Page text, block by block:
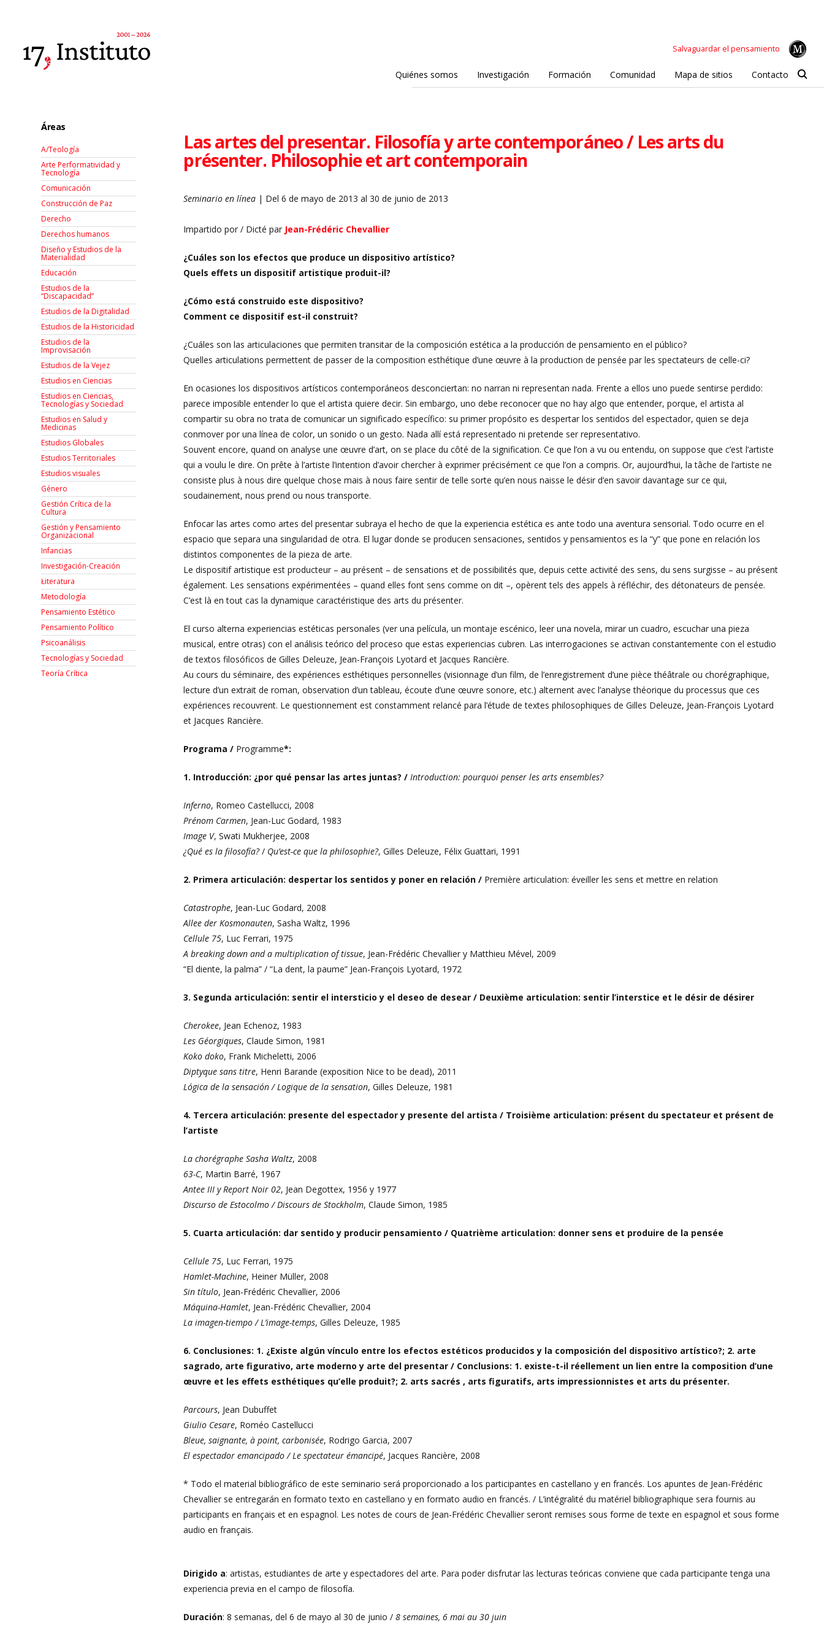
Salvaguardar el pensamiento
Quiénes somos Investigación Formación Comunidad Mapa de sitios Contacto
Las artes del presentar. Filosofía y arte contemporáneo / Les arts du
présenter. Philosophie et art contemporain
Seminario en línea | Del 6 de mayo de 2013 al 30 de junio de 2013
Impartido por / Dicté par Jean-Frédéric Chevallier
¿Cuáles son los efectos que produce un dispositivo artístico?
Quels effets un dispositif artistique produit-il?
¿Cómo está construido este dispositivo?
Comment ce dispositif est-il construit?
¿Cuáles son las articulaciones que permiten transitar de la composición estética a la producción de pensamiento en el público?
Quelles articulations permettent de passer de la composition esthétique d’une œuvre à la production de pensée par les spectateurs de celle-ci?
En ocasiones los dispositivos artísticos contemporáneos desconciertan: no narran ni representan nada. Frente a ellos uno puede sentirse perdido:
parece imposible entender lo que el artista quiere decir. Sin embargo, uno debe reconocer que no hay algo que entender, porque, el artista al
compartir su obra no trata de comunicar un significado específico: su primer propósito es despertar los sentidos del espectador, quien se deja
conmover por una línea de color, un sonido o un gesto. Nada allí está representado ni pretende ser representativo.
Souvent encore, quand on analyse une œuvre d’art, on se place du côté de la signification. Ce que l’on a vu ou entendu, on suppose que c’est l’artiste
qui a voulu le dire. On prête à l’artiste l’intention d’avoir chercher à exprimer précisément ce que l’on a compris. Or, aujourd’hui, la tâche de l’artiste ne
consiste plus à nous dire quelque chose mais à nous faire sentir de telle sorte qu’en nous naisse le désir d’en savoir davantage sur ce qui,
soudainement, nous prend ou nous transporte.
Enfocar las artes como artes del presentar subraya el hecho de que la experiencia estética es ante todo una aventura sensorial. Todo ocurre en el
espacio que separa una singularidad de otra. El lugar donde se producen sensaciones, sentidos y pensamientos es la “y” que pone en relación los
distintos componentes de la pieza de arte.
Le dispositif artistique est producteur – au présent – de sensations et de possibilités que, depuis cette activité des sens, du sens surgisse – au présent
également. Les sensations expérimentées – quand elles font sens comme on dit –, opèrent tels des appels à réfléchir, des détonateurs de pensée.
C’est là en tout cas la dynamique caractéristique des arts du présenter.
El curso alterna experiencias estéticas personales (ver una película, un montaje escénico, leer una novela, mirar un cuadro, escuchar una pieza
musical, entre otras) con el análisis teórico del proceso que estas experiencias cubren. Las interrogaciones se activan constantemente con el estudio
de textos filosóficos de Gilles Deleuze, Jean-François Lyotard et Jacques Rancière.
Au cours du séminaire, des expériences esthétiques personnelles (visionnage d’un film, de l’enregistrement d’une pièce théâtrale ou chorégraphique,
lecture d’un extrait de roman, observation d’un tableau, écoute d’une œuvre sonore, etc.) alternent avec l’analyse théorique du processus que ces
expériences recouvrent. Le questionnement est constamment relancé para l’étude de textes philosophiques de Gilles Deleuze, Jean-François Lyotard
et Jacques Rancière.
Programa / Programme*:
1. Introducción: ¿por qué pensar las artes juntas? / Introduction: pourquoi penser les arts ensembles?
Inferno, Romeo Castellucci, 2008
Prénom Carmen, Jean-Luc Godard, 1983
Image V, Swati Mukherjee, 2008
¿Qué es la filosofía?/ Qu’est-ce que la philosophie?, Gilles Deleuze, Félix Guattari, 1991
2. Primera articulación: despertar los sentidos y poner en relación / Première articulation: éveiller les sens et mettre en relation
Catastrophe, Jean-Luc Godard, 2008
Allee der Kosmonauten, Sasha Waltz, 1996
Cellule 75, Luc Ferrari, 1975
A breaking down and a multiplication of tissue, Jean-Frédéric Chevallier y Matthieu Mével, 2009
“El diente, la palma” / “La dent, la paume” Jean-François Lyotard, 1972
3. Segunda articulación: sentir el intersticio y el deseo de desear / Deuxième articulation: sentir l’interstice et le désir de désirer
Cherokee, Jean Echenoz, 1983
Les Géorgiques, Claude Simon, 1981
Koko doko, Frank Micheletti, 2006
Diptyque sans titre, Henri Barande (exposition Nice to be dead), 2011
Lógica de la sensación / Logique de la sensation, Gilles Deleuze, 1981
4. Tercera articulación: presente del espectador y presente del artista / Troisième articulation: présent du spectateur et présent de
l’artiste
La chorégraphe Sasha Waltz, 2008
63-C, Martin Barré, 1967
Antee III y Report Noir 02, Jean Degottex, 1956 y 1977
Discurso de Estocolmo / Discours de Stockholm, Claude Simon, 1985
5. Cuarta articulación: dar sentido y producir pensamiento / Quatrième articulation: donner sens et produire de la pensée
Cellule 75, Luc Ferrari, 1975
Hamlet-Machine, Heiner Müller, 2008
Sin título, Jean-Frédéric Chevallier, 2006
Máquina-Hamlet, Jean-Frédéric Chevallier, 2004
La imagen-tiempo / L’image-temps, Gilles Deleuze, 1985
6. Conclusiones: 1. ¿Existe algún vínculo entre los efectos estéticos producidos y la composición del dispositivo artístico?; 2. arte
sagrado, arte figurativo, arte moderno y arte del presentar / Conclusions: 1. existe-t-il réellement un lien entre la composition d’une
œuvre et les effets esthétiques qu’elle produit?; 2. arts sacrés , arts figuratifs, arts impressionnistes et arts du présenter.
Parcours, Jean Dubuffet
Giulio Cesare, Roméo Castellucci
Bleue, saignante, à point, carbonisée, Rodrigo Garcia, 2007
El espectador emancipado / Le spectateur émancipé, Jacques Rancière, 2008
* Todo el material bibliográfico de este seminario será proporcionado a los participantes en castellano y en francés. Los apuntes de Jean-Frédéric
Chevallier se entregarán en formato texto en castellano y en formato audio en francés. / L’intégralité du matériel bibliographique sera fournis au
participants en français et en espagnol. Les notes de cours de Jean-Frédéric Chevallier seront remises sous forme de texte en espagnol et sous forme
audio en français.
Dirigido a: artistas, estudiantes de arte y espectadores del arte. Para poder disfrutar las lecturas teóricas conviene que cada participante tenga una
experiencia previa en el campo de filosofía.
Duración: 8 semanas, del 6 de mayo al 30 de junio /8 semaines, 6 mai au 30 juin
Áreas
A/Teología
Arte Performatividad y
Tecnología
Comunicación
Construcción de Paz
Derecho
Derechos humanos
Diseño y Estudios de la
Materialidad
Educación
Estudios de la
“Discapacidad”
Estudios de la Digitalidad
Estudios de la Historicidad
Estudios de la
Improvisación
Estudios de la Vejez
Estudios en Ciencias
Estudios en Ciencias,
Tecnologías y Sociedad
Estudios en Salud y
Medicinas
Estudios Globales
Estudios Territoriales
Estudios visuales
Género
Gestión Crítica de la
Cultura
Gestión y Pensamiento
Organizacional
Infancias
Investigación-Creación
Łiteratura
Metodología
Pensamiento Estético
Pensamiento Político
Psicoanálisis
Tecnologías y Sociedad
Teoría Crítica